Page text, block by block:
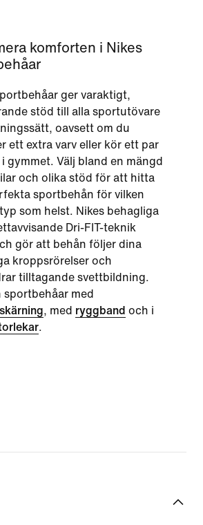
komforten i Nikes
ger varaktigt,
stöd till alla sportutövare
oavsett om du
ett extra varv eller kör ett par
gymmet. Välj bland en mängd
och olika stöd för att hitta
sportbehån för vilken
som helst. Nikes behagliga
Dri-FIT-teknik
gör att behån följer dina
kroppsrörelser och
tilltagande svettbildning.
sportbehåar med
, med ryggband och i
.